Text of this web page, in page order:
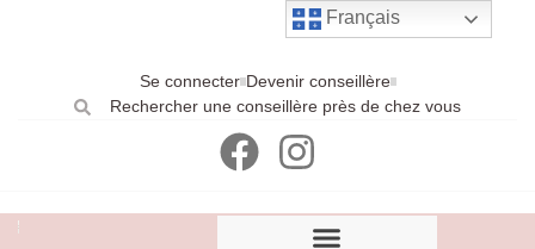
Se connecter Devenir conseillère
Rechercher une conseillère près de chez vous
Français